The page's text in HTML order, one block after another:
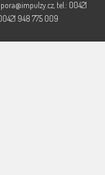
tel.: 00421
948 775 009